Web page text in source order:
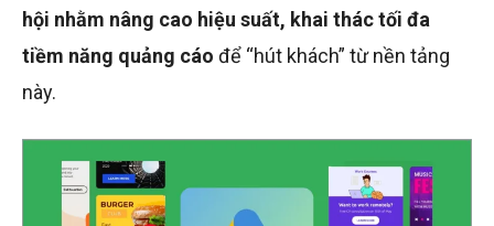
hội nhằm nâng cao hiệu suất, khai thác tối đa
tiềm năng quảng cáo để “hút khách” từ nền tảng
này.